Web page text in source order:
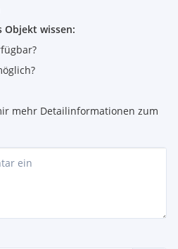
Objekt wissen:
mehr Detailinformationen zum